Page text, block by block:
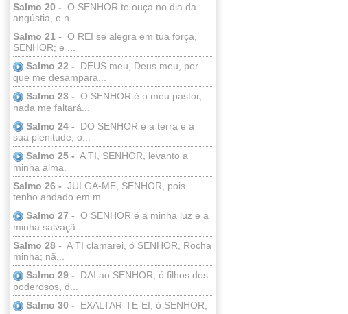
Salmo 20 - O SENHOR te ouça no dia da
angústia, o n...
Salmo 21 - O REI se alegra em tua força,
SENHOR; e ...
Salmo 22 -
DEUS meu, Deus meu, por
que me desampara...
Salmo 23 - O SENHOR é o meu pastor,
nada me faltará...
Salmo 24 -
DO SENHOR é a terra e a
sua plenitude, o...
Salmo 25 - A TI, SENHOR, levanto a
minha alma.
Salmo 26 - JULGA-ME, SENHOR, pois
tenho andado em m...
Salmo 27 - O SENHOR é a minha luz e a
minha salvaçã...
Salmo 28 - A TI clamarei, ó SENHOR, Rocha
minha; nã...
Salmo 29 -
DAI ao SENHOR, ó filhos dos
poderosos, d...
Salmo 30 -
EXALTAR-TE-EI, ó SENHOR,